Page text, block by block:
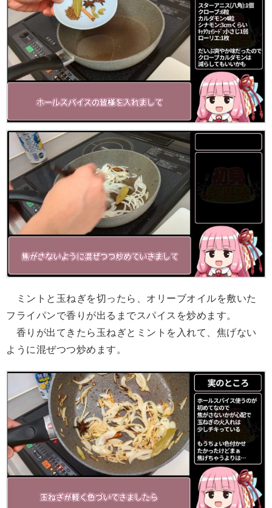
ミントと玉ねぎを切ったら、オリーブオイルを敷いた
フライパンで香りが出るまでスパイスを炒めます。
香りが出てきたら玉ねぎとミントを入れて、焦げない
ように混ぜつつ炒めます。